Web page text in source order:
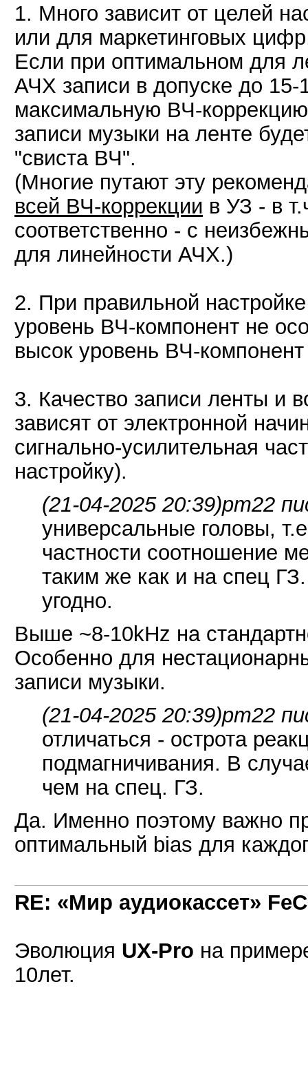
1. Много зависит от целей
или для маркетинговых
Если при оптимальном для
АЧХ записи в допуске до 15-
максимальную ВЧ-
записи музыки на ленте
"свиста ВЧ".
(Многие путают эту
всей ВЧ-коррекции в УЗ - в
соответственно - с
для линейности АЧХ.)
2. При правильной
уровень ВЧ-компонент не
высок уровень ВЧ-
3. Качество записи ленты и
зависят от электронной
сигнально-усилительная
настройку).
(21-04-2025 20:39)pm22
универсальные головы,
частности соотношение
таким же как и на спец ГЗ.
угодно.
Выше ~8-10kHz на
Особенно для
записи музыки.
(21-04-2025 20:39)pm22
отличаться - острота
подмагничивания. В
чем на спец. ГЗ.
Да. Именно поэтому важно
оптимальный bias для
RE: «Мир аудиокассет»
Эволюция UX-Pro на
10лет.